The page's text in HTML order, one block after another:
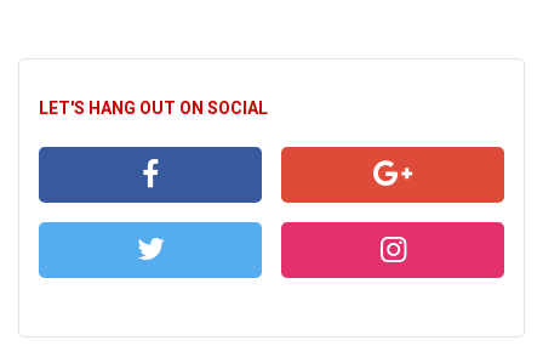
LET'S HANG OUT ON SOCIAL